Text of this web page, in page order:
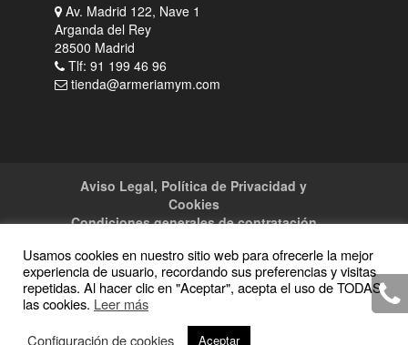
Av. Madrid 122, Nave 1
Arganda del Rey
28500 Madrid
Tlf: 91 199 46 96
tienda@armeriamym.com
Aviso Legal, Política de Privacidad y
Cookies
Condiciones generales de contratación
Copyright · 2016 Armeria M y M · Todos los
Usamos cookies en nuestro sitio web para ofrecerle la mejor
experiencia de usuario, recordando sus preferencias y visitas
repetidas. Al hacer clic en "Aceptar", acepta el uso de TODAS
las cookies. Leer más
Configuración de cookies
Aceptar